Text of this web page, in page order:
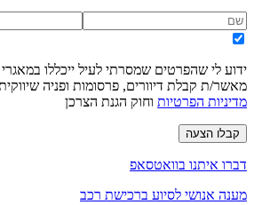
ידוע לי שהפרטים שמסרתי לעיל ייכללו
מאשר/ת קבלת דיוורים, פרסומות ופניה
מדיניות הפרטיות וחוק הגנת הצרכן
קבלו הצעה
דברו איתנו בוואטסאפ
מענה אנושי לסיוע ברכישת רכב